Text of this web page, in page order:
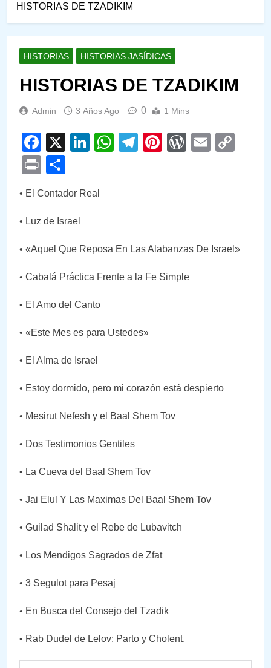
HISTORIAS DE TZADIKIM
HISTORIAS HISTORIAS JASÍDICAS
HISTORIAS DE TZADIKIM
Admin 3 Años Ago 0 1 Mins
Facebook
X LinkedIn
WhatsApp
Telegram
PinterestEmail
Print
• El Contador Real
• Luz de Israel
• «Aquel Que Reposa En Las Alabanzas De Israel»
• Cabalá Práctica Frente a la Fe Simple
• El Amo del Canto
• «Este Mes es para Ustedes»
• El Alma de Israel
• Estoy dormido, pero mi corazón está despierto
• Mesirut Nefesh y el Baal Shem Tov
• Dos Testimonios Gentiles
• La Cueva del Baal Shem Tov
• Jai Elul Y Las Maximas Del Baal Shem Tov
• Guilad Shalit y el Rebe de Lubavitch
• Los Mendigos Sagrados de Zfat
• 3 Segulot para Pesaj
• En Busca del Consejo del Tzadik
• Rab Dudel de Lelov: Parto y Cholent.